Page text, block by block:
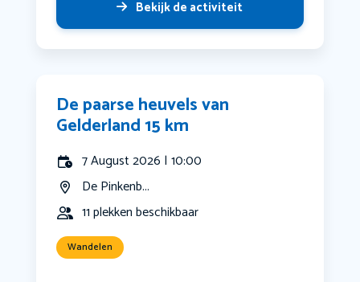
Bekijk de activiteit
De paarse heuvels van
Gelderland 15 km
7 August 2026 | 10:00
De Pinkenb...
11 plekken beschikbaar
Wandelen